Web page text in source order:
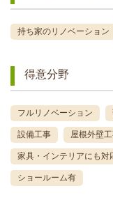
持ち家のリノベーション
得意分野
フルリノベーション
設備工事 屋根外壁
家具・インテリアにも対
ショールーム有